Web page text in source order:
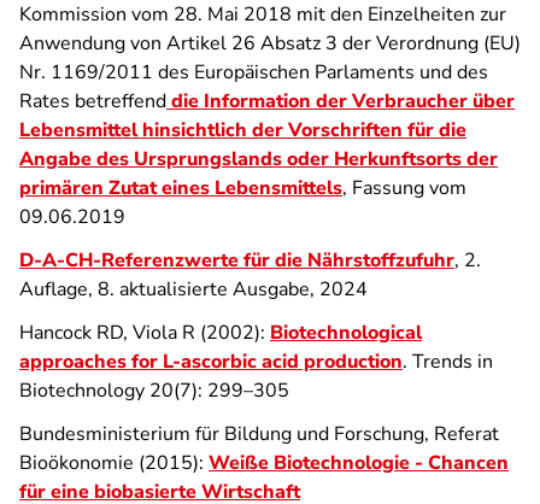
Kommission vom 28. Mai 2018 mit den Einzelheiten zur
Anwendung von Artikel 26 Absatz 3 der Verordnung (EU)
Nr. 1169/2011 des Europäischen Parlaments und des
Rates betreffenddie Information der Verbraucher über
Lebensmittel hinsichtlich der Vorschriften für die
Angabe des Ursprungslands oder Herkunftsorts der
primären Zutat eines Lebensmittels, Fassung vom
09.06.2019
D-A-CH-Referenzwerte für die Nährstoffzufuhr, 2.
Auflage, 8. aktualisierte Ausgabe, 2024
Hancock RD, Viola R (2002): Biotechnological
approaches for L-ascorbic acid production. Trends in
Biotechnology 20(7): 299–305
Bundesministerium für Bildung und Forschung, Referat
Bioökonomie (2015): Weiße Biotechnologie - Chancen
für eine biobasierte Wirtschaft